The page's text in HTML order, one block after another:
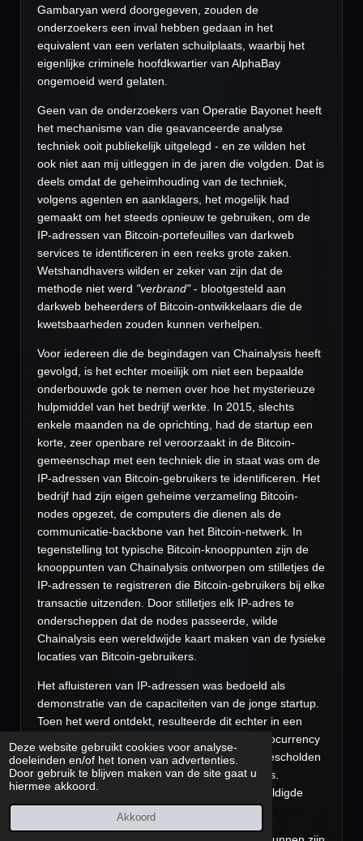
Deze website gebruikt cookies voor analyse-
doeleinden en/of het tonen van advertenties.
Door gebruik te blijven maken van de site gaat u
hiermee akkoord.
Akkoord
Gambaryan werd doorgegeven, zouden de
onderzoekers een inval hebben gedaan in het
equivalent van een verlaten schuilplaats, waarbij het
eigenlijke criminele hoofdkwartier van AlphaBay
ongemoeid werd gelaten.
Geen van de onderzoekers van Operatie Bayonet heeft
het mechanisme van die geavanceerde analyse
techniek ooit publiekelijk uitgelegd - en ze wilden het
ook niet aan mij uitleggen in de jaren die volgden. Dat is
deels omdat de geheimhouding van de techniek,
volgens agenten en aanklagers, het mogelijk had
gemaakt om het steeds opnieuw te gebruiken, om de
IP-adressen van Bitcoin-portefeuilles van darkweb
services te identificeren in een reeks grote zaken.
Wetshandhavers wilden er zeker van zijn dat de
methode niet werd "verbrand"- blootgesteld aan
darkweb beheerders of Bitcoin-ontwikkelaars die de
kwetsbaarheden zouden kunnen verhelpen.
Voor iedereen die de begindagen van Chainalysis heeft
gevolgd, is het echter moeilijk om niet een bepaalde
onderbouwde gok te nemen over hoe het mysterieuze
hulpmiddel van het bedrijf werkte. In 2015, slechts
enkele maanden na de oprichting, had de startup een
korte, zeer openbare rel veroorzaakt in de Bitcoin-
gemeenschap met een techniek die in staat was om de
IP-adressen van Bitcoin-gebruikers te identificeren. Het
bedrijf had zijn eigen geheime verzameling Bitcoin-
nodes opgezet, de computers die dienen als de
communicatie-backbone van het Bitcoin-netwerk. In
tegenstelling tot typische Bitcoin-knooppunten zijn de
knooppunten van Chainalysis ontworpen om stilletjes de
IP-adressen te registreren die Bitcoin-gebruikers bij elke
transactie uitzenden. Door stilletjes elk IP-adres te
onderscheppen dat de nodes passeerde, wilde
Chainalysis een wereldwijde kaart maken van de fysieke
locaties van Bitcoin-gebruikers.
Het afluisteren van IP-adressen was bedoeld als
demonstratie van de capaciteiten van de jonge startup.
Toen het werd ontdekt, resulteerde dit echter in een
lange, met venijn gevulde thread op het cryptocurrency
forum BitcoinTalk, waar Chainalysis werd uitgescholden
voor leverancier van"massasurveillance" tools.
Gronager, de CEO van het bedrijf, verontschuldigde
zich en stopte het experiment.